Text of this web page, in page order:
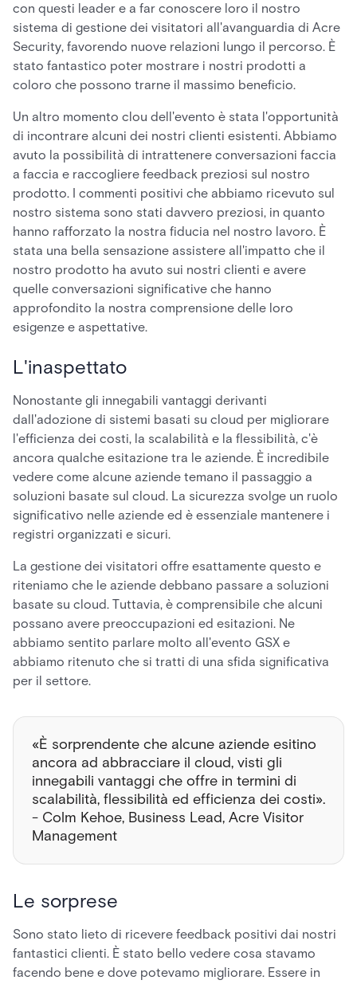
con questi leader e a far conoscere loro il nostro
sistema di gestione dei visitatori all'avanguardia di Acre
Security, favorendo nuove relazioni lungo il percorso. È
stato fantastico poter mostrare i nostri prodotti a
coloro che possono trarne il massimo beneficio.
Un altro momento clou dell'evento è stata l'opportunità
di incontrare alcuni dei nostri clienti esistenti. Abbiamo
avuto la possibilità di intrattenere conversazioni faccia
a faccia e raccogliere feedback preziosi sul nostro
prodotto. I commenti positivi che abbiamo ricevuto sul
nostro sistema sono stati davvero preziosi, in quanto
hanno rafforzato la nostra fiducia nel nostro lavoro. È
stata una bella sensazione assistere all'impatto che il
nostro prodotto ha avuto sui nostri clienti e avere
quelle conversazioni significative che hanno
approfondito la nostra comprensione delle loro
esigenze e aspettative.
L'inaspettato
Nonostante gli innegabili vantaggi derivanti
dall'adozione di sistemi basati su cloud per migliorare
l'efficienza dei costi, la scalabilità e la flessibilità, c'è
ancora qualche esitazione tra le aziende. È incredibile
vedere come alcune aziende temano il passaggio a
soluzioni basate sul cloud. La sicurezza svolge un ruolo
significativo nelle aziende ed è essenziale mantenere i
registri organizzati e sicuri.
La gestione dei visitatori offre esattamente questo e
riteniamo che le aziende debbano passare a soluzioni
basate su cloud. Tuttavia, è comprensibile che alcuni
possano avere preoccupazioni ed esitazioni. Ne
abbiamo sentito parlare molto all'evento GSX e
abbiamo ritenuto che si tratti di una sfida significativa
per il settore.
«È sorprendente che alcune aziende esitino
ancora ad abbracciare il cloud, visti gli
innegabili vantaggi che offre in termini di
scalabilità, flessibilità ed efficienza dei costi».
- Colm Kehoe, Business Lead, Acre Visitor
Management
Le sorprese
Sono stato lieto di ricevere feedback positivi dai nostri
fantastici clienti. È stato bello vedere cosa stavamo
facendo bene e dove potevamo migliorare. Essere in